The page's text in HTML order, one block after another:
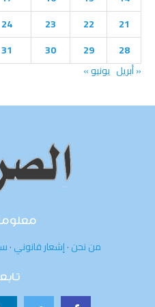
21
22
23
24
28
29
30
31
« أبريل يونيو »
من نحن·إشعار قانوني·